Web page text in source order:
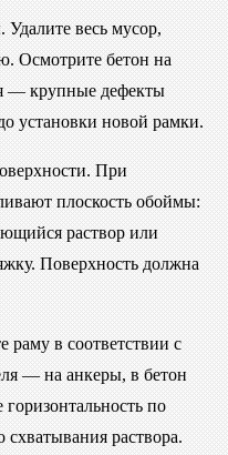
весь мусор,
Осмотрите бетон на
— крупные дефекты
установки новой рамки.
При
плоскость обоймы:
раствор или
Поверхность должна
раму в соответствии с
— на анкеры, в бетон
по
раствора.